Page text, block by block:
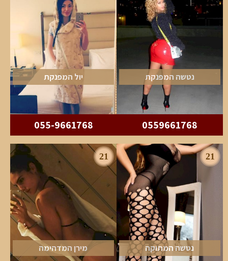
נטשה המפנקת
0559661768
יול המפנקת
055-9661768
21
נטשה המתוקה
21
מירן המדהימה